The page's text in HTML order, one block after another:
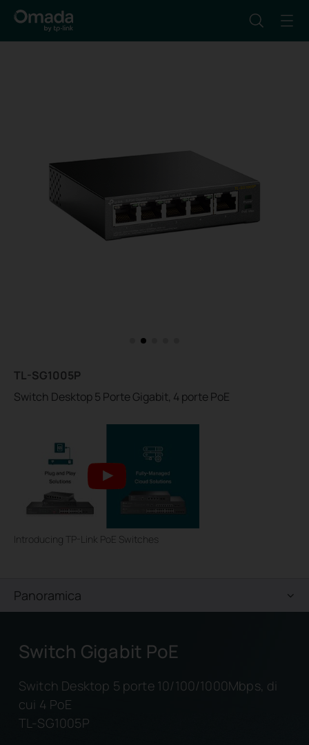
TL-SG1005P
Switch Desktop 5 Porte Gigabit, 4 porte PoE
Introducing TP-Link PoE Switches
Panoramica
Switch Gigabit PoE
Switch Desktop 5 porte 10/100/1000Mbps, di
cui 4 PoE
TL-SG1005P